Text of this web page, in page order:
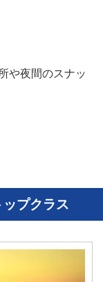
や夜間のスナッ
プクラス